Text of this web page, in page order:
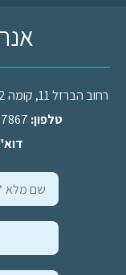
רחוב הברזל 11, קומה 2 יחידה A15, תל-אביב
טלפון: